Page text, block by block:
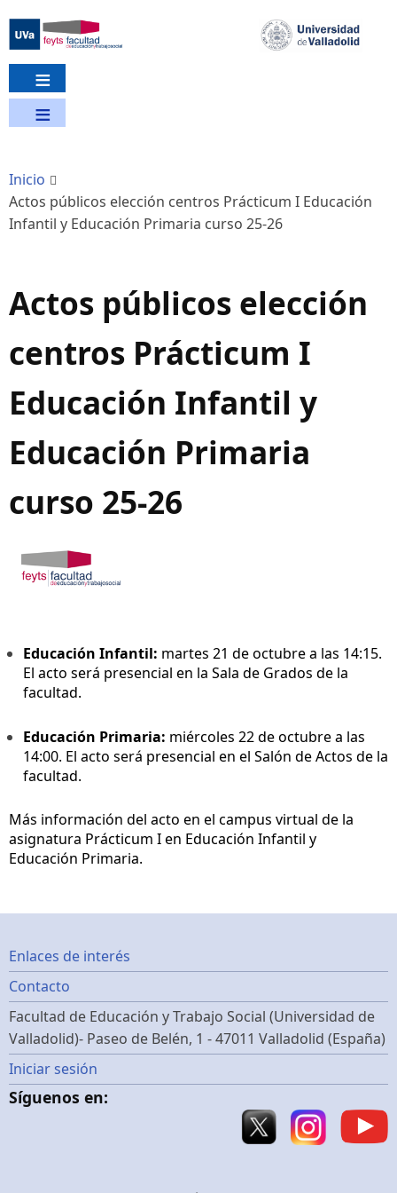
contenido
principal
Inicio
Actos públicos elección centros Prácticum I Educación
Infantil y Educación Primaria curso 25-26
Actos públicos elección
centros Prácticum I
Educación Infantil y
Educación Primaria
curso 25-26
Educación Infantil: martes 21 de octubre a las 14:15.
El acto será presencial en la Sala de Grados de la
facultad.
Educación Primaria: miércoles 22 de octubre a las
14:00. El acto será presencial en el Salón de Actos de la
facultad.
Más información del acto en el campus virtual de la
asignatura Prácticum I en Educación Infantil y
Educación Primaria.
Footer
menu
Enlaces de interés
Contacto
Facultad de Educación y Trabajo Social (Universidad de
Valladolid)- Paseo de Belén, 1 - 47011 Valladolid (España)
Menú
de
Iniciar sesión
Síguenos en: